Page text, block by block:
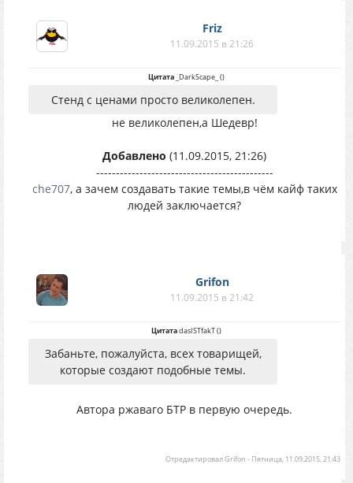
Friz
11.09.2015 в 21:26
Цитата _DarkScape_ ()
Стенд с ценами просто великолепен.
не великолепен,а Шедевр!
Добавлено (11.09.2015, 21:26)
---------------------------------------------
che707, а зачем создавать такие темы,в чём кайф таких
людей заключается?
Grifon
11.09.2015 в 21:42
ЦитатаdasISTfakT()
Забаньте, пожалуйста, всех товарищей,
которые создают подобные темы.
Автора ржаваго БТР в первую очередь.
ОтредактировалGrifon - Пятница, 11.09.2015, 21:43